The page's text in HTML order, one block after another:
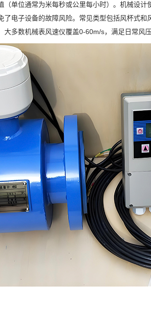
（单位通常为米每秒或公里每小时）。机械设
电子设备的故障风险。常见类型包括风杯式和
多数机械表风速仪覆盖0-60m/s，满足日常风压